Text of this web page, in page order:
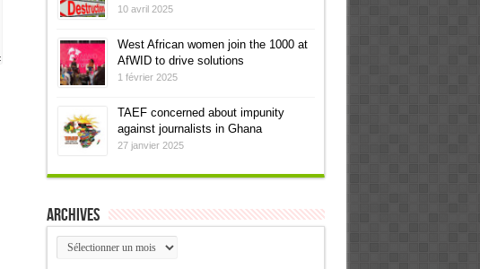
10 avril 2025
West African women join the 1000 at
AfWID to drive solutions
1 février 2025
TAEF concerned about impunity
against journalists in Ghana
27 janvier 2025
Archives
Archives